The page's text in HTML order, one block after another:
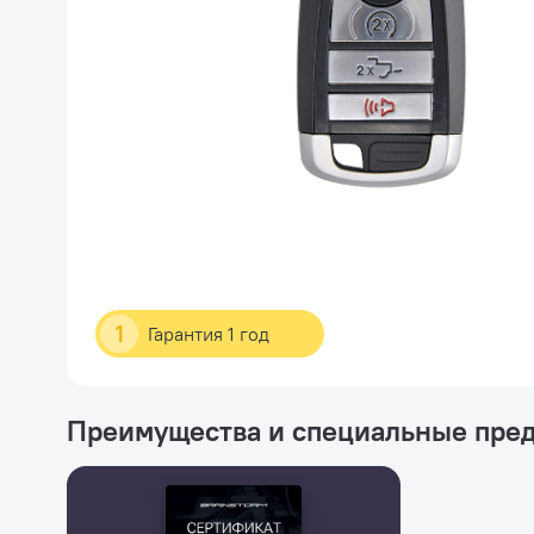
1 Гарантия 1 год
Преимущества и специальные